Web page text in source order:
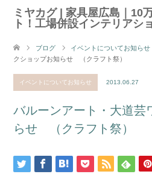
ミヤカグ | 家具屋広島｜10
ト！工場併設インテリアシ
ブログ イベントについてお知らせ
クショップお知らせ （クラフト祭）
イベントについてお知らせ 2013.06.27
バルーンアート・大道芸
らせ （クラフト祭）